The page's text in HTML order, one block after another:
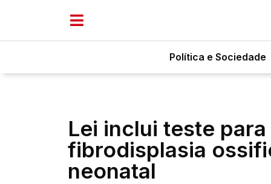
Política e Sociedade
Lei inclui teste
fibrodisplasia
neonatal